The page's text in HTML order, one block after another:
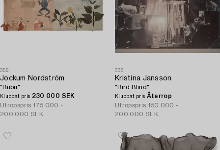
359
Jockum Nordström
"Bubu".
Klubbat pris 230 000 SEK
Utropspris 175 000 -
200 000 SEK
335
Kristina Jansson
"Bird Blind".
Klubbat pris Återrop
Utropspris 150 000 -
200 000 SEK